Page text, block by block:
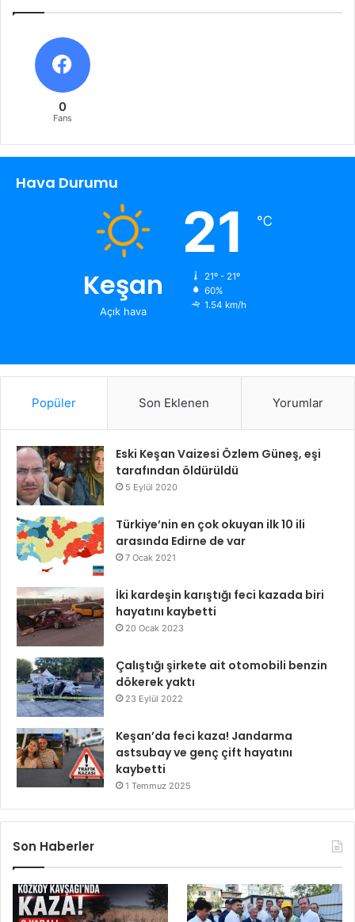
0
Fans
Hava Durumu
Keşan
Açık hava
21 ℃
21º - 21º
60%
1.54 km/h
Popüler Son Eklenen Yorumlar
Eski Keşan Vaizesi Özlem Güneş, eşi
tarafından öldürüldü
5 Eylül 2020
Türkiye’nin en çok okuyan ilk 10 ili
arasında Edirne de var
7 Ocak 2021
İki kardeşin karıştığı feci kazada biri
hayatını kaybetti
20 Ocak 2023
Çalıştığı şirkete ait otomobili benzin
dökerek yaktı
23 Eylül 2022
Keşan’da feci kaza! Jandarma
astsubay ve genç çift hayatını
kaybetti
1 Temmuz 2025
Son Haberler